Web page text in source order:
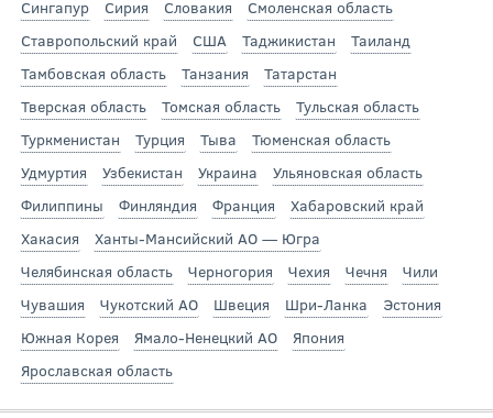
Сингапур
Сирия Словакия
Смоленская область
Ставропольский край
США Таджикистан
Таиланд
Тамбовская область
Танзания
Татарстан
Тверская область
Томская область
Тульская область
Туркменистан
Турция Тыва
Тюменская область
Удмуртия
Узбекистан Украина
Ульяновская область
Филиппины
Финляндия Франция
Хабаровский край
Хакасия
Ханты-Мансийский АО — Югра
Челябинская область
Черногория Чехия Чечня
Чили
Чувашия
Чукотский АО Швеция Шри-Ланка
Эстония
Южная Корея
Ямало-Ненецкий АО
Япония
Ярославская область